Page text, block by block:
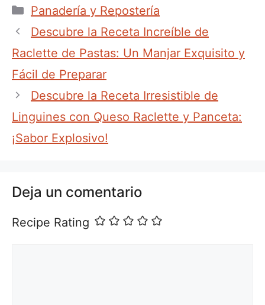
Categorías
Panadería y Repostería
Descubre la Receta Increíble de
Raclette de Pastas: Un Manjar Exquisito y
Fácil de Preparar
Descubre la Receta Irresistible de
Linguines con Queso Raclette y Panceta:
¡Sabor Explosivo!
Deja un comentario
Recipe Rating